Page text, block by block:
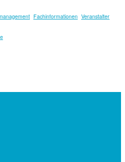
Fachinformationen Veranstalter